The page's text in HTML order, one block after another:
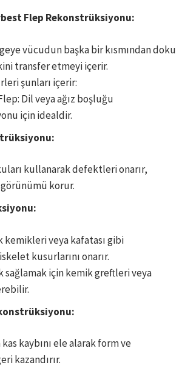
Flep Rekonstrüksiyonu:
vücudun başka bir kısmından doku
transfer etmeyi içerir.
şunları içerir:
Dil veya ağız boşluğu
için idealdir.
kullanarak defektleri onarır,
korur.
kemikleri veya kafatası gibi
kusurlarını onarır.
sağlamak için kemik greftleri veya
kaybını ele alarak form ve
kazandırır.